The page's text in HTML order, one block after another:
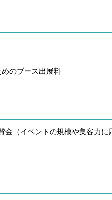
のブース出展料
金（イベントの規模や集客力に